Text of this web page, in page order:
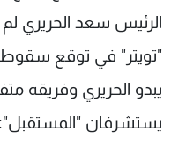
الرئيس سعد الحريري
"تويتر" في توقع سقوط
يبدو الحريري وفريقه
يستشرفان "المستقبل":
البرامج
شاهد البرامج
الترددات